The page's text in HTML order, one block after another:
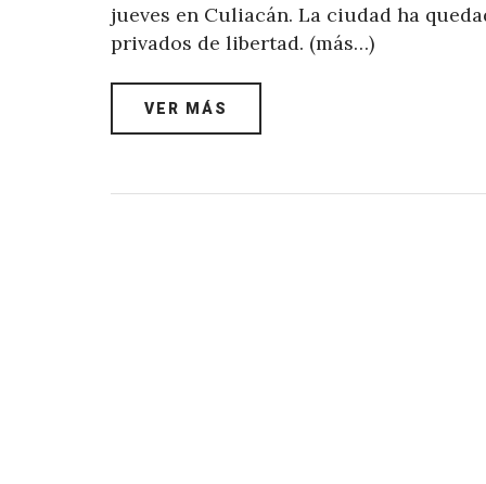
jueves en Culiacán. La ciudad ha
privados de libertad. (más…)
VER MÁS